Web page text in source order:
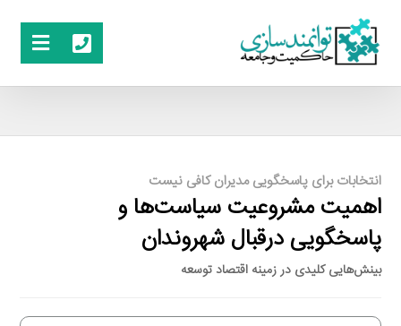
انتخابات برای پاسخگویی مدیران کافی نیست
اهمیت مشروعیت سیاست‌ها و
پاسخگویی درقبال شهروندان
بینش‌هایی کلیدی در زمینه اقتصاد توسعه